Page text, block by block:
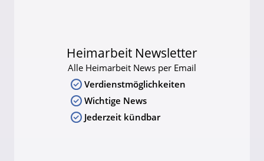
Heimarbeit Newsletter
Alle Heimarbeit News per Email
Verdienstmöglichkeiten
Wichtige News
Jederzeit kündbar